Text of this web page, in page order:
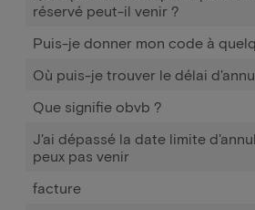
réservé peut-il venir ?
Puis-je donner mon code à
Où puis-je trouver le délai
Que signifie obvb ?
J'ai dépassé la date limite
peux pas venir
facture